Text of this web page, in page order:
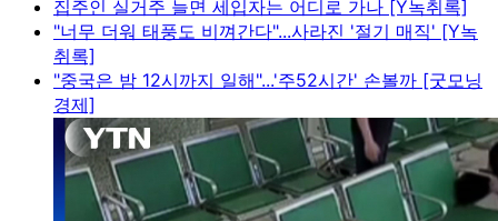
집주인 실거주 늘면 세입자는 어디로 가나 [Y녹취록]
"너무 더워 태풍도 비껴간다"...사라진 '절기 매직' [Y녹
취록]
"중국은 밤 12시까지 일해"...'주52시간' 손볼까 [굿모닝
경제]